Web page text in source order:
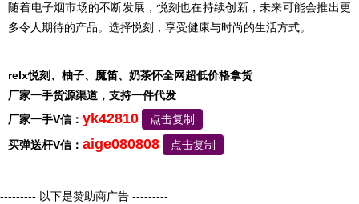
随着电子烟市场的不断发展，悦刻也在持续创新，未来可能会推出更
多令人期待的产品。选择悦刻，享受健康与时尚的生活方式。
relx悦刻、柚子、魔笛、奶茶怀全网超低价格拿货
厂家一手货源渠道，支持一件代发
厂家一手V信： yk42810
点击复制
买弹送杆V信： aige080808 点击复制
--------- 以下是赞助商广告 ---------